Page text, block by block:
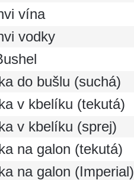
vína
vodky
do bušlu (suchá)
v kbelíku (tekutá)
v kbelíku (sprej)
na galon (tekutá)
na galon (Imperial)